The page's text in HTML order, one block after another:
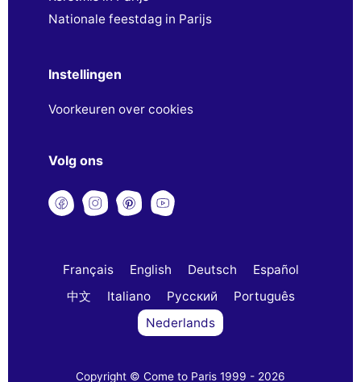
Nationale feestdag in Parijs
Instellingen
Voorkeuren over cookies
Volg ons
Français English Deutsch
Español
中文
Italiano Русский
Português
Nederlands
Copyright © Come to Paris 1999 - 2026